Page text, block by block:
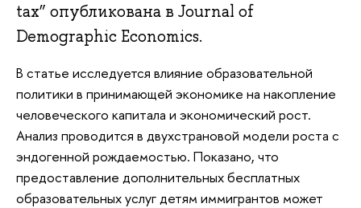
tax” опубликована в Journal of
Demographic Economics.
В статье исследуется влияние образовательной
политики в принимающей экономике на накопление
человеческого капитала и экономический рост.
Анализ проводится в двухстрановой модели роста с
эндогенной рождаемостью. Показано, что
предоставление дополнительных бесплатных
образовательных услуг детям иммигрантов может